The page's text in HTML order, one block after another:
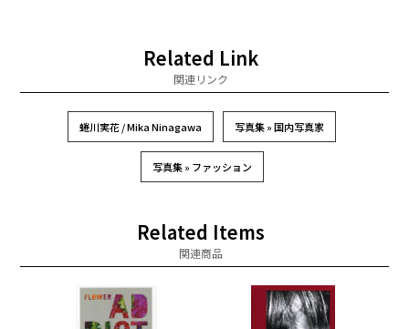
Related Link
関連リンク
蜷川実花 / Mika Ninagawa 写真集 » 国内写真家
写真集 » ファッション
Related Items
関連商品